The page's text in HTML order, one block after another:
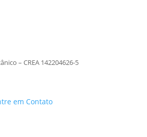
– CREA 142204626-5
em Contato